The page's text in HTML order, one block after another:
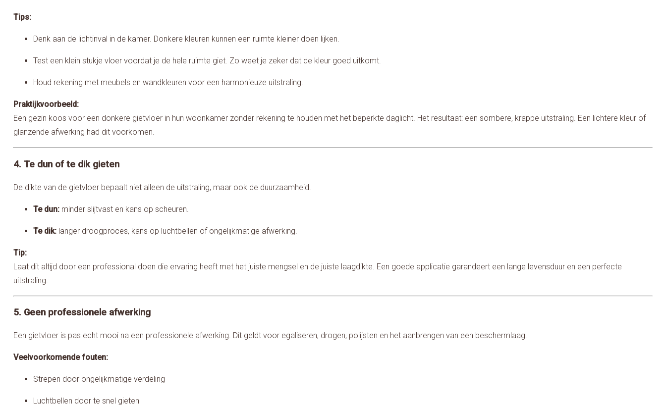
Tips:
Denk aan de lichtinval in de kamer. Donkere kleuren kunnen een ruimte kleiner doen lijken.
Test een klein stukje vloer voordat je de hele ruimte giet. Zo weet je zeker dat de kleur goed uitkomt.
Houd rekening met meubels en wandkleuren voor een harmonieuze uitstraling.
Praktijkvoorbeeld:
Een gezin koos voor een donkere gietvloer in hun woonkamer zonder rekening te houden met het beperkte daglicht. Het resultaat: een sombere, krappe uitstraling. Een lichtere kleur of
glanzende afwerking had dit voorkomen.
4. Te dun of te dik gieten
De dikte van de gietvloer bepaalt niet alleen de uitstraling, maar ook de duurzaamheid.
Te dun:minder slijtvast en kans op scheuren.
Te dik:langer droogproces, kans op luchtbellen of ongelijkmatige afwerking.
Tip:
Laat dit altijd door een professional doen die ervaring heeft met het juiste mengsel en de juiste laagdikte. Een goede applicatie garandeert een lange levensduur en een perfecte
uitstraling.
5. Geen professionele afwerking
Een gietvloer is pas echt mooi na een professionele afwerking. Dit geldt voor egaliseren, drogen, polijsten en het aanbrengen van een beschermlaag.
Veelvoorkomende fouten:
Strepen door ongelijkmatige verdeling
Luchtbellen door te snel gieten